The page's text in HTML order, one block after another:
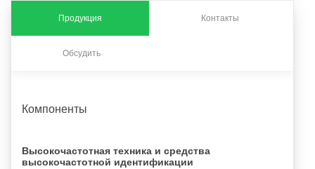
Продукция Контакты
Обсудить
Компоненты
Высокочастотная техника и средства
высокочастотной идентификации